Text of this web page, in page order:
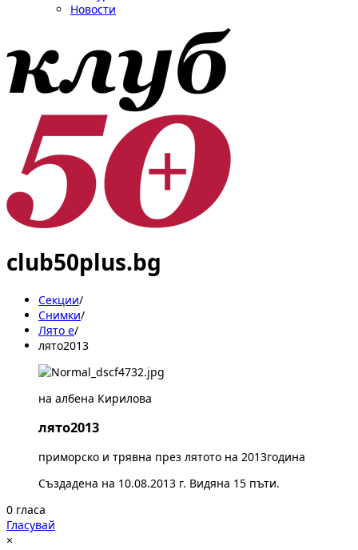
Новости
club50plus.bg
Секции/
Снимки/
Лято е/
лято2013
на албена Кирилова
лято2013
приморско и трявна през лятото на 2013година
Създадена на 10.08.2013 г. Видяна 15 пъти.
0 гласа
Гласувай
×